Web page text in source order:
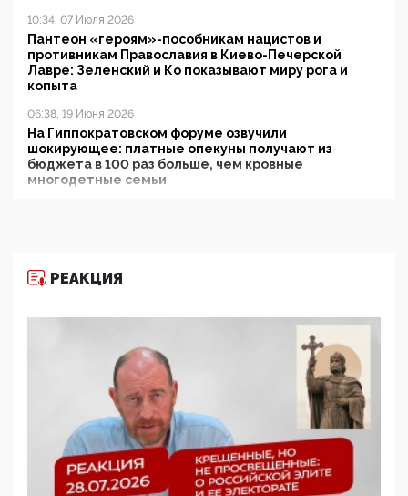
10:34, 07 Июля 2026
Пантеон «героям»-пособникам нацистов и
противникам Православия в Киево-Печерской
Лавре: Зеленский и Ко показывают миру рога и
копыта
06:38, 19 Июня 2026
На Гиппократовском форуме озвучили
шокирующее: платные опекуны получают из
бюджета в 100 раз больше, чем кровные
многодетные семьи
11:53, 09 Июня 2026
деятельность ИИТО ЮНЕСКО в России, но
цифроглобалисты продолжают определять
повестку в образовании
09:43, 01 Июня 2026
5G за счет здоровья граждан: Минцифры намерено
отобрать у регионов и муниципалитетов право
защищать жилые дома и социальные объекты от
05:58, 26 Мая 2026
РЕАКЦИЯ